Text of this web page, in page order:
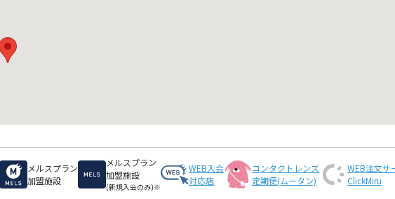
メルスプラン
加盟施設
メルスプラン
加盟施設
(新規入会のみ)※
WEB入会
対応店
コンタクトレンズ
定期便(ムータン)
WEB注文サ
ClickMiru